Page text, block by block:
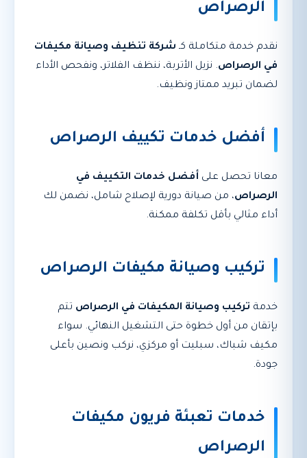
الرصراص
نقدم خدمة متكاملة كـ شركة تنظيف وصيانة مكيفات
في الرصراص. نزيل الأتربة، ننظف الفلاتر، ونفحص الأداء
لضمان تبريد ممتاز ونظيف.
أفضل خدمات تكييف الرصراص
معانا تحصل على أفضل خدمات التكييف في
الرصراص، من صيانة دورية لإصلاح شامل، نضمن لك
أداء مثالي بأقل تكلفة ممكنة.
تركيب وصيانة مكيفات الرصراص
خدمة تركيب وصيانة المكيفات في الرصراص تتم
بإتقان من أول خطوة حتى التشغيل النهائي. سواء
مكيف شباك، سبليت أو مركزي، نركب ونصين بأعلى
جودة.
خدمات تعبئة فريون مكيفات
الرصراص